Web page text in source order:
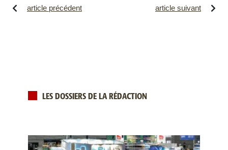
article précédent article suivant
LES DOSSIERS DE LA RÉDACTION